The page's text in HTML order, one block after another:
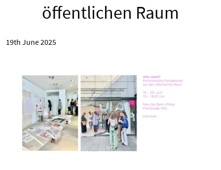
öffentlichen Raum
19th June 2025